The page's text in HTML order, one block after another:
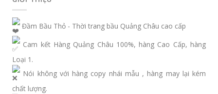
Đầm Bầu Thỏ - Thời trang bầu Quảng Châu cao cấp
Cam kết Hàng Quảng Châu 100%, hàng Cao Cấp, hàng
Loại 1.
Nói không với hàng copy nhái mẫu , hàng may lại kém
chất lượng.